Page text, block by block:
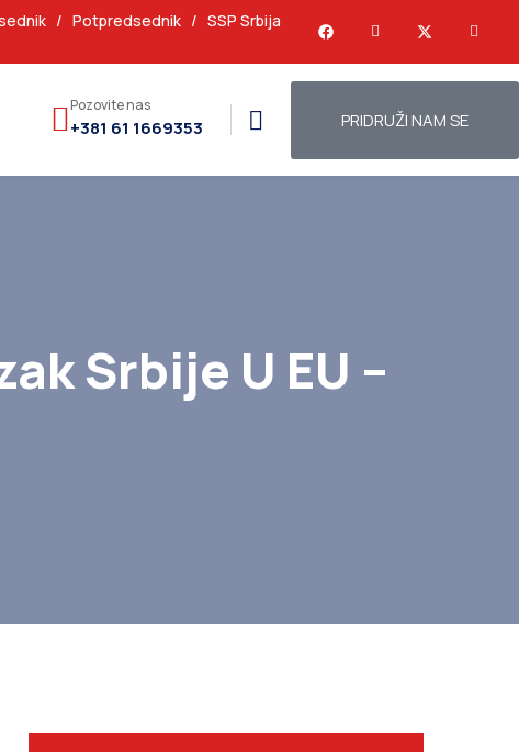
/ Potpredsednik/ SSP Srbija
Pozovite nas
+381 61 1669353 PRIDRUŽI NAM SE
Srbije U EU –